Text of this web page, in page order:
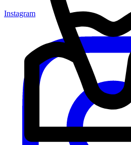
Instagram